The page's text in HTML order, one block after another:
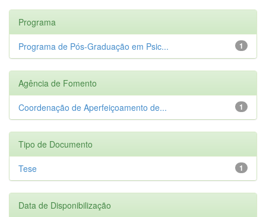
Programa
1
Programa de Pós-Graduação em Psic...
Agência de Fomento
1
Coordenação de Aperfeiçoamento de...
Tipo de Documento
1
Tese
Data de Disponibilização